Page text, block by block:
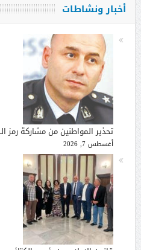
أخبار ونشاطات
تحذير المواطنين من مشاركة رمز الـ OTP
أغسطس 7, 2026